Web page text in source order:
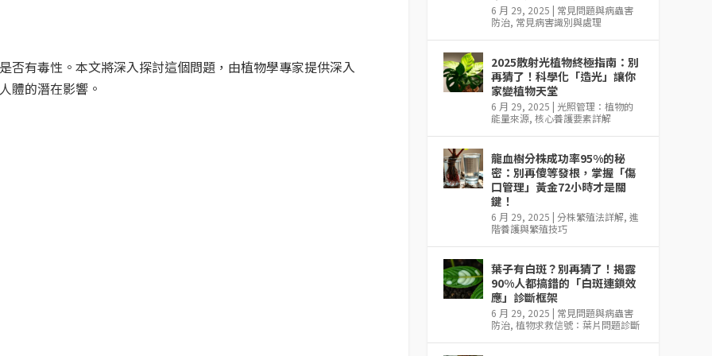
否有毒性。本文將深入探討這個問題，由植物學專家提供深入
體的潛在影響。
6 月 29, 2025 | 常見問題與病蟲害
防治, 常見病害識別與處理
2025散射光植物終極指南：別
再猜了！科學化「造光」讓你
家變植物天堂
6 月 29, 2025 | 光照管理：植物的
能量來源,核心養護要素詳解
龍血樹分株成功率95%的秘
密：別再傻等發根，掌握「傷
口管理」黃金72小時才是關
鍵！
6 月 29, 2025 |分株繁殖法詳解,進
階養護與繁殖技巧
葉子有白斑？別再猜了！揭露
90%人都搞錯的「白斑連鎖效
應」診斷框架
6 月 29, 2025 | 常見問題與病蟲害
防治,植物求救信號：葉片問題診斷